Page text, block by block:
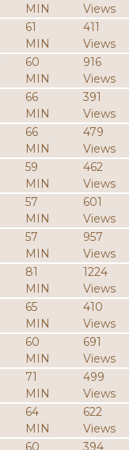
MIN
Views
61
MIN
411
Views
60
MIN
916
Views
66
MIN
391
Views
66
MIN
479
Views
59
MIN
462
Views
57
MIN
601
Views
57
MIN
957
Views
81
MIN
1224
Views
65
MIN
410
Views
60
MIN
691
Views
71
MIN
499
Views
64
MIN
622
Views
60
394